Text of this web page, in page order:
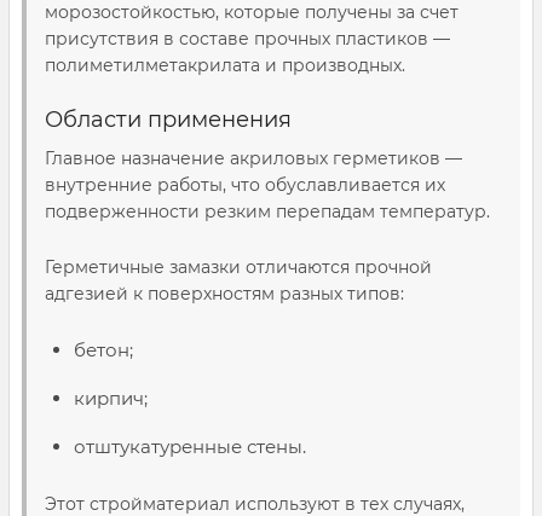
морозостойкостью, которые получены за счет
присутствия в составе прочных пластиков —
полиметилметакрилата и производных.
Области применения
Главное назначение акриловых герметиков —
внутренние работы, что обуславливается их
подверженности резким перепадам температур.
Герметичные замазки отличаются прочной
адгезией к поверхностям разных типов:
бетон;
кирпич;
отштукатуренные стены.
Этот стройматериал используют в тех случаях,